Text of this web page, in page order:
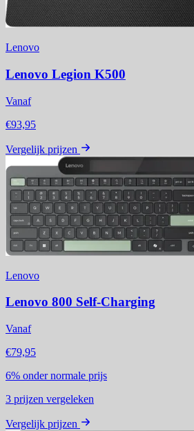
Lenovo
Lenovo Legion K500
Vanaf
€93,95
Vergelijk prijzen
Lenovo
Lenovo 800 Self-Charging
Vanaf
€79,95
6% onder normale prijs
3 prijzen vergeleken
Vergelijk prijzen